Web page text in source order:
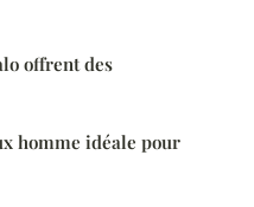
offrent des
homme idéale pour